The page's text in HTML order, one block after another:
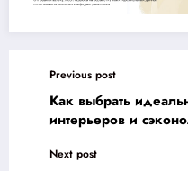
Previous post
Как выбрать
интерьеров и
Next post